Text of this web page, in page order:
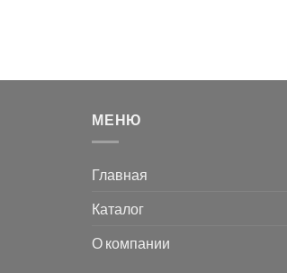
МЕНЮ
Главная
Каталог
О компании